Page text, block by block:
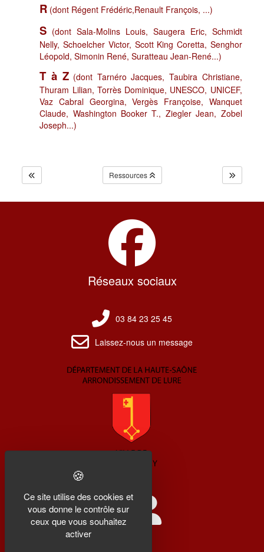
R (dont Régent Frédéric,Renault François, ...)
S (dont Sala-Molins Louis, Saugera Eric, Schmidt
Nelly, Schoelcher Victor, Scott King Coretta, Senghor
Léopold, Simonin René, Suratteau Jean-René...)
T à Z(dont Tarnéro Jacques, Taubira Christiane,
Thuram Lilian, Torrès Dominique, UNESCO, UNICEF,
Vaz Cabral Georgina, Vergès Françoise, Wanquet
Claude, Washington Booker T., Ziegler Jean, Zobel
Joseph...)
Ressources
Réseaux sociaux
03 84 23 25 45
Laissez-nous un message
Ce site utilise des cookies et
vous donne le contrôle sur
ceux que vous souhaitez
activer